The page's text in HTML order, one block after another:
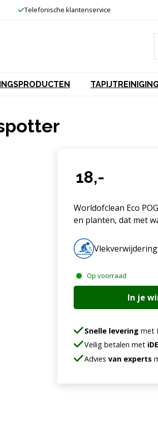
Telefonische klantenservice
18,-
Worldofclean Eco
en planten, dat met
Vlekverwijdering
Op voorraad
Worldofclean
spotter
aantal
In je
Snelle levering met
Veilig betalen met
Adviesvan experts